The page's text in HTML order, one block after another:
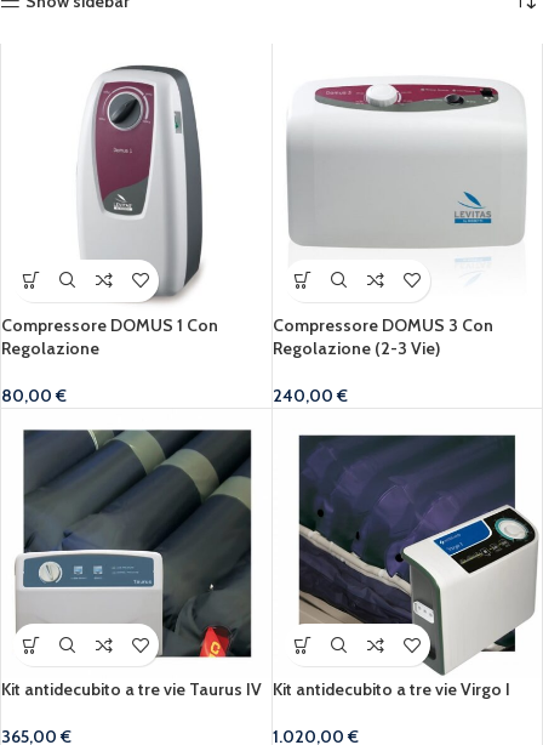
Compressore DOMUS 1 Con
Regolazione
80,00€
Compressore DOMUS 3 Con
Regolazione (2-3 Vie)
240,00€
Kit antidecubito a tre vie Taurus IV
365,00€
Kit antidecubito a tre vie Virgo I
1.020,00€